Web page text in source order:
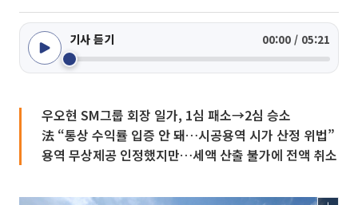
기사 듣기 00:00 / 05:21
우오현 SM그룹 회장 일가, 1심 패소→2심 승소
法 “통상 수익률 입증 안 돼…시공용역 시가 산정 위법”
용역 무상제공 인정했지만…세액 산출 불가에 전액 취소